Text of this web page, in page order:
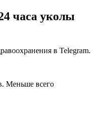
часа уколы
в Telegram.
Меньше всего